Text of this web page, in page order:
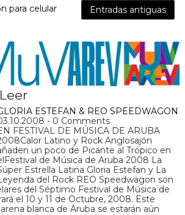
Entradas antiguas
para celular
ESTEFAN & REO SPEEDWAGON
- 0 Comments
FESTIVAL DE MÚSICA DE ARUBA
Latino y Rock Anglosajón
un poco de Picante al Trópico en
de Música de Aruba 2008 La
Estrella Latina Gloria Estefan y La
del Rock REO Speedwagon son
del Séptimo Festival de Música de
el 10 y 11 de Octubre, 2008. Este
blanca de Aruba se estarán aún